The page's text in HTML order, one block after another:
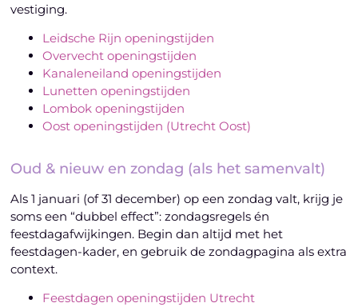
vestiging.
Leidsche Rijn openingstijden
Overvecht openingstijden
Kanaleneiland openingstijden
Lunetten openingstijden
Lombok openingstijden
Oost openingstijden (Utrecht Oost)
Oud & nieuw en zondag (als het samenvalt)
Als 1 januari (of 31 december) op een zondag valt, krijg je
soms een “dubbel effect”: zondagsregels én
feestdagafwijkingen. Begin dan altijd met het
feestdagen-kader, en gebruik de zondagpagina als extra
context.
Feestdagen openingstijden Utrecht